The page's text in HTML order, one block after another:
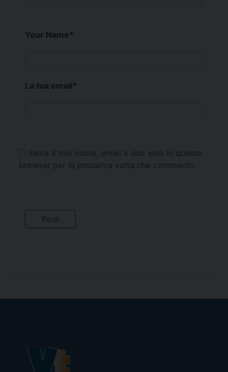
Your Name*
La tua email*
Salva il mio nome, email e sito web in questo
browser per la prossima volta che commento.